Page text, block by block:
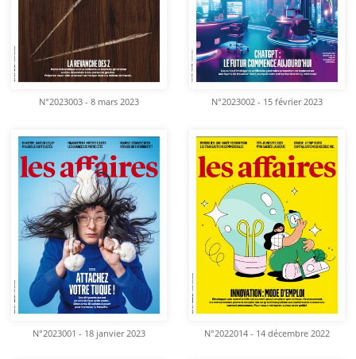
N°2023003 - 8 mars 2023 N°2023002 - 15 février 2023
N°2023001 - 18 janvier 2023 N°2022014 - 14 décembre 2022